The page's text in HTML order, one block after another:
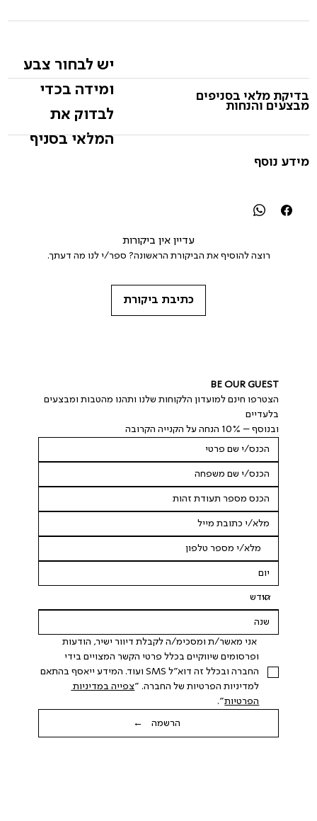
יש לבחור צבע
ומידה בכדי
לבדוק את
המלאי בסניף
בדיקת מלאי בסניפים
מבצעים והנחות
מידע נוסף
עדיין אין ביקורות
רוצה להוסיף את הביקורת הראשונה? ספר/י לנו מה דעתך.
כתיבת ביקורת
BE OUR GUEST
הצטרפו חינם למועדון הלקוחות שלנו ותהנו מהטבות ומבצעים
בלעדיים
ובנוסף – 10% הנחה על הקנייה הקרובה
אני מאשר/ת ומסכימ/ה לקבלת דיוור ישיר, הודעות
החברה ובכלל זה דוא"ל SMS ועוד. המידע ייאסף בהתאם
למדיניות הפרטיות של החברה. "
צפייה במדיניות
הפרטיות".
הרשמה ←